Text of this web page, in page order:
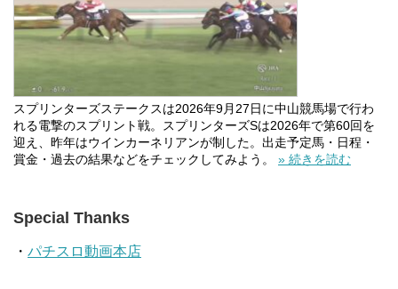
スプリンターズステークスは2026年9月27日に中山競馬場で行わ
れる電撃のスプリント戦。スプリンターズSは2026年で第60回を
迎え、昨年はウインカーネリアンが制した。出走予定馬・日程・
賞金・過去の結果などをチェックしてみよう。 » 続きを読む
Special Thanks
・ パチスロ動画本店